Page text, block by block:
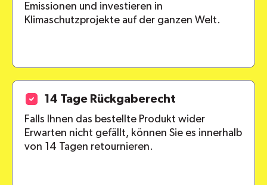
Emissionen und investieren in
Klimaschutzprojekte auf der ganzen Welt.
14 Tage Rückgaberecht
Falls Ihnen das bestellte Produkt wider
Erwarten nicht gefällt, können Sie es innerhalb
von 14 Tagen retournieren.